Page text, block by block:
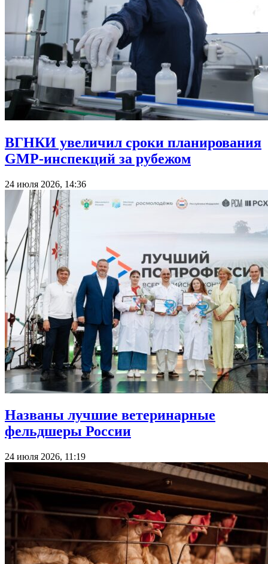
ВГНКИ увеличил сроки планирования
GMP-инспекций за рубежом
24 июля 2026, 14:36
Названы лучшие ветеринарные
фельдшеры России
24 июля 2026, 11:19